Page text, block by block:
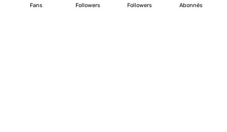
Fans Followers Followers Abonnés